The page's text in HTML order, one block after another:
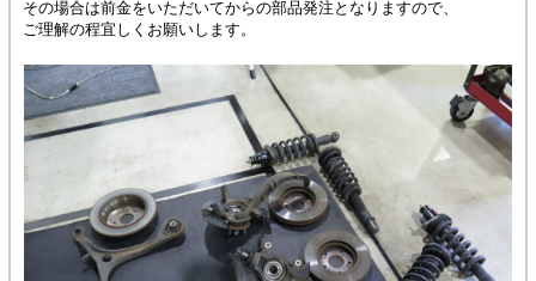
その場合は前金をいただいてからの部品発注となりますので、
ご理解の程宜しくお願いします。